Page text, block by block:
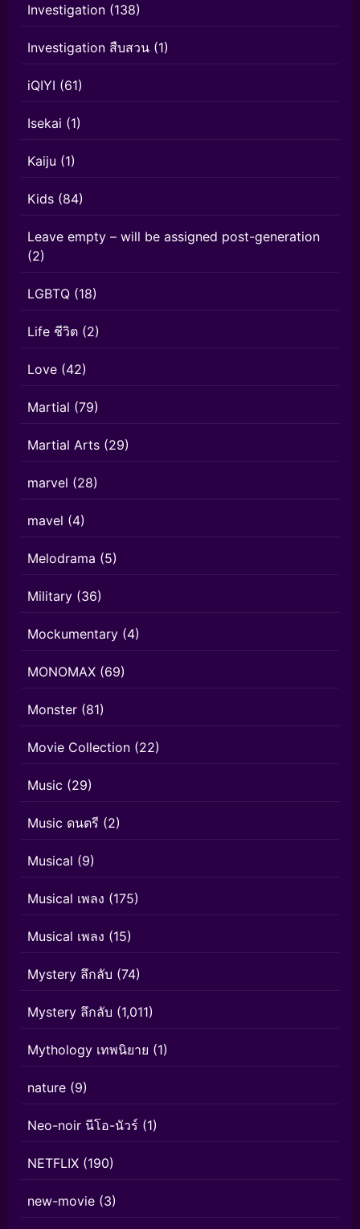
Investigation (138)
Investigation สืบสวน (1)
iQIYI (61)
Isekai (1)
Kaiju (1)
Kids (84)
Leave empty – will be assigned post-generation
(2)
LGBTQ (18)
Life ชีวิต (2)
Love (42)
Martial (79)
Martial Arts (29)
marvel (28)
mavel (4)
Melodrama (5)
Military (36)
Mockumentary (4)
MONOMAX (69)
Monster (81)
Movie Collection (22)
Music (29)
Music ดนตรี (2)
Musical (9)
Musical เพลง (175)
Musical เพลง (15)
Mystery ลึกลับ (74)
Mystery ลึกลับ (1,011)
Mythology เทพนิยาย (1)
nature (9)
Neo-noir นีโอ-นัวร์ (1)
NETFLIX (190)
new-movie (3)